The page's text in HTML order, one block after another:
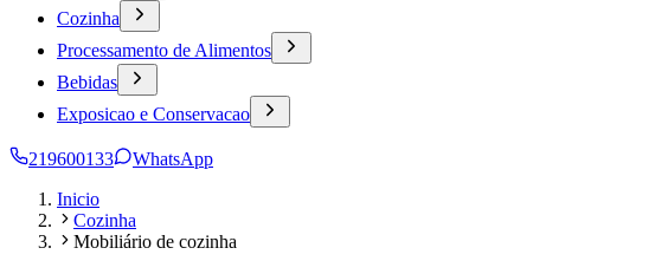
Cozinha
Processamento de Alimentos
Bebidas
Exposicao e Conservacao
219600133
WhatsApp
Inicio
Cozinha
Mobiliário de cozinha